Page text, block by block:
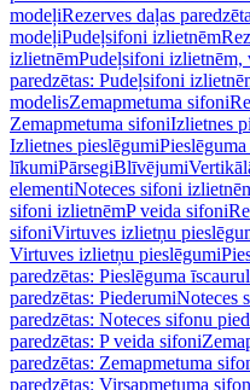
modeļiRezerves daļas
modeļiPudeļsifoni izlietnēm
izlietnēmPudeļsifoni izlietnēm,
paredzētas: Pudeļsifoni
modelisZemapmetuma sifoni
Zemapmetuma sifoniIzlietnes
Izlietnes pieslēgumi
līkumiPārsegiBlīvējumi
elementiNoteces sifoni
sifoni izlietnēmP veida sifoni
sifoniVirtuves izlietņu
Virtuves izlietņu pieslēgumi
paredzētas: Pieslēguma
paredzētas: PiederumiNoteces
paredzētas: Noteces sifonu
paredzētas: P veida sifoni
paredzētas: Zemapmetuma
paredzētas: Virsapmetuma